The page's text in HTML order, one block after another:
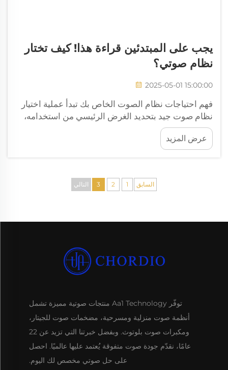
يجب على المبتدئين قراءة هذا! كيف تختار
نظام صوتي؟
2025-05-01 15:00:00
فهم احتياجات نظام الصوت الخاص بك تبدأ عملية اختيار
نظام صوت جيد بتحديد الغرض الرئيسي من استخدامه،
سواء كان ذلك للاستماع إلى الموسيقى، أو مشاهدة
الأفلام، أو التعامل مع كلا النشاطين. عندما يستمع
الشخص إلى الموسيقى بانتظام، فإنه يحتاج إلى نظام
عرض المزيد
السابق 1
2
3 التالي
توفّر Aa1 Technology منتجات صوتية مميزة تشمل
أنظمة صوت منزلية ومسرحية، مضخمات صوت للجيتار،
ومكبرات صوت بلوتوث. وبفضل خبرتنا التي تزيد عن 22
عامًا، نقدّم جودة صوت متفوقة يُعتمد عليها عالميًا. احصل
على حل صوتي مخصص لك اليوم.